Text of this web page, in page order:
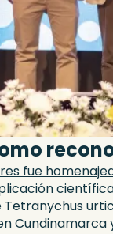
fue
Cundinamarca